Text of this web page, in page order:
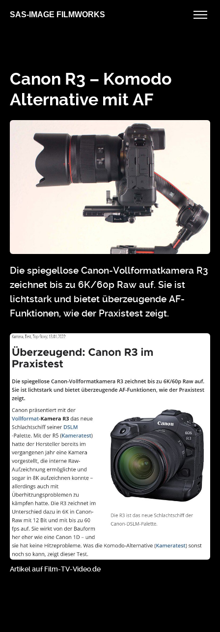
SAS-IMAGE FILMWORKS
Canon R3 – Komodo
Alternative mit AF
Die spiegellose Canon-Vollformatkamera R3
zeichnet bis zu 6K/60p Raw auf. Sie ist
lichtstark und bietet überzeugende AF-
Funktionen, wie der Praxistest zeigt.
Artikel aufFilm-TV-Video.de